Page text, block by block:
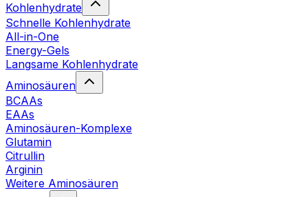
Kohlenhydrate
Schnelle Kohlenhydrate
All-in-One
Energy-Gels
Langsame Kohlenhydrate
Aminosäuren
BCAAs
EAAs
Aminosäuren-Komplexe
Glutamin
Citrullin
Arginin
Weitere Aminosäuren